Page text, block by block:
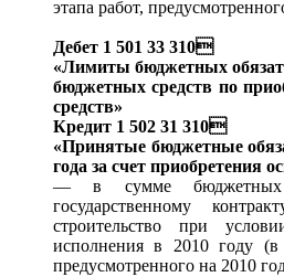
этапа работ,
Дебет 1 501 33 310
«Лимиты бюджетных
бюджетных средств по
средств»
Кредит 1 502 31 310
«Принятые бюджетные
года за счет приобретения
— в сумме бюджетных
государственному
строительство при
исполнения в 2010 году (в
предусмотренного на 2010